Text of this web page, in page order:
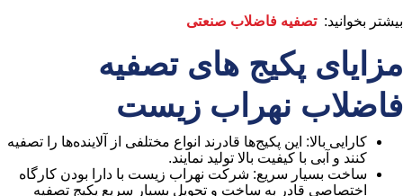
بیشتر بخوانید: تصفیه فاضلاب صنعتی
مزایای پکیج ‌های تصفیه
فاضلاب نهراب زیست
کارایی بالا: این پکیج‌ها قادرند انواع مختلفی از آلاینده‌ها را تصفیه
کنند و آبی با کیفیت بالا تولید نمایند.
ساخت بسیار سریع: شرکت نهراب زیست با دارا بودن کارگاه
اختصاصی قادر به ساخت و تحویل بسیار سریع پکیج تصفیه